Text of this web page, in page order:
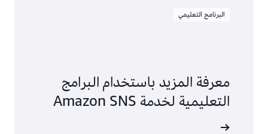
البرنامج التعليمي
معرفة المزيد باستخدام البرامج
التعليمية لخدمة Amazon SNS